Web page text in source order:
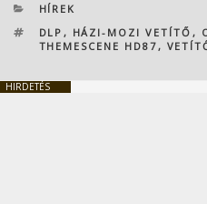
KATEGÓRIÁK
HÍREK
CÍMKÉK
DLP , HÁZI-MOZI VETÍTŐ ,
THEMESCENE HD87,
HIRDETÉS